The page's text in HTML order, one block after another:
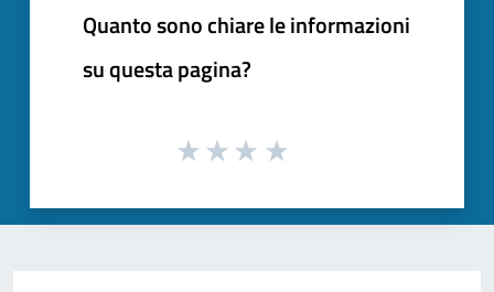
Quanto sono chiare le informazioni
su questa pagina?